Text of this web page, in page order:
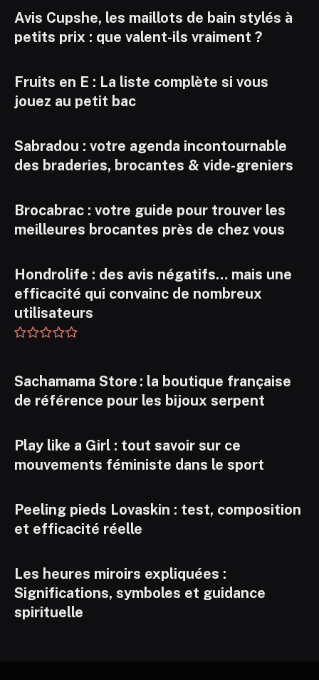
Avis Cupshe, les maillots de bain stylés à
petits prix : que valent-ils vraiment ?
Fruits en E : La liste complète si vous
jouez au petit bac
Sabradou : votre agenda incontournable
des braderies, brocantes & vide-greniers
Brocabrac : votre guide pour trouver les
meilleures brocantes près de chez vous
Hondrolife : des avis négatifs… mais une
efficacité qui convainc de nombreux
utilisateurs
Sachamama Store : la boutique française
de référence pour les bijoux serpent
Play like a Girl : tout savoir sur ce
mouvements féministe dans le sport
Peeling pieds Lovaskin : test, composition
et efficacité réelle
Les heures miroirs expliquées :
Significations, symboles et guidance
spirituelle